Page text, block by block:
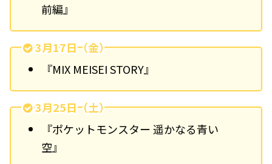
前編』
3月17日（金）
『MIX MEISEI STORY』
3月25日（土）
『ポケットモンスター 遥かなる青い
空』